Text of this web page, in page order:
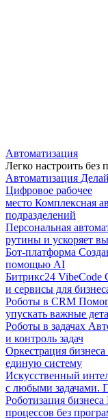
Автоматизация
Легко настроить без
Автоматизация
Цифровое рабочее
место Комплексная
подразделений
Персональная
рутины и ускоряет
Бот-платформа
помощью AI
Битрикс24 VibeCode
и сервисы для
Роботы в CRM
упускать важные
Роботы в задачах
и контроль задач
Оркестрация бизнеса
единую систему
Искусственный
с любыми задачами.
Роботизация бизнеса
процессов без